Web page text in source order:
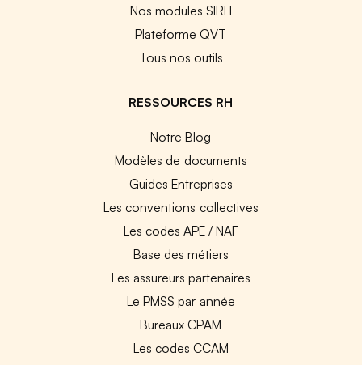
Nos modules SIRH
Plateforme QVT
Tous nos outils
RESSOURCES RH
Notre Blog
Modèles de documents
Guides Entreprises
Les conventions collectives
Les codes APE / NAF
Base des métiers
Les assureurs partenaires
Le PMSS par année
Bureaux CPAM
Les codes CCAM